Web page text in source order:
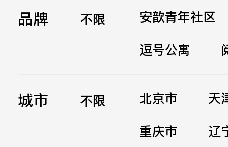
品牌 不限
安歆青年社区
逗号公寓
城市 不限 北京市
天
重庆市
辽
立即提交